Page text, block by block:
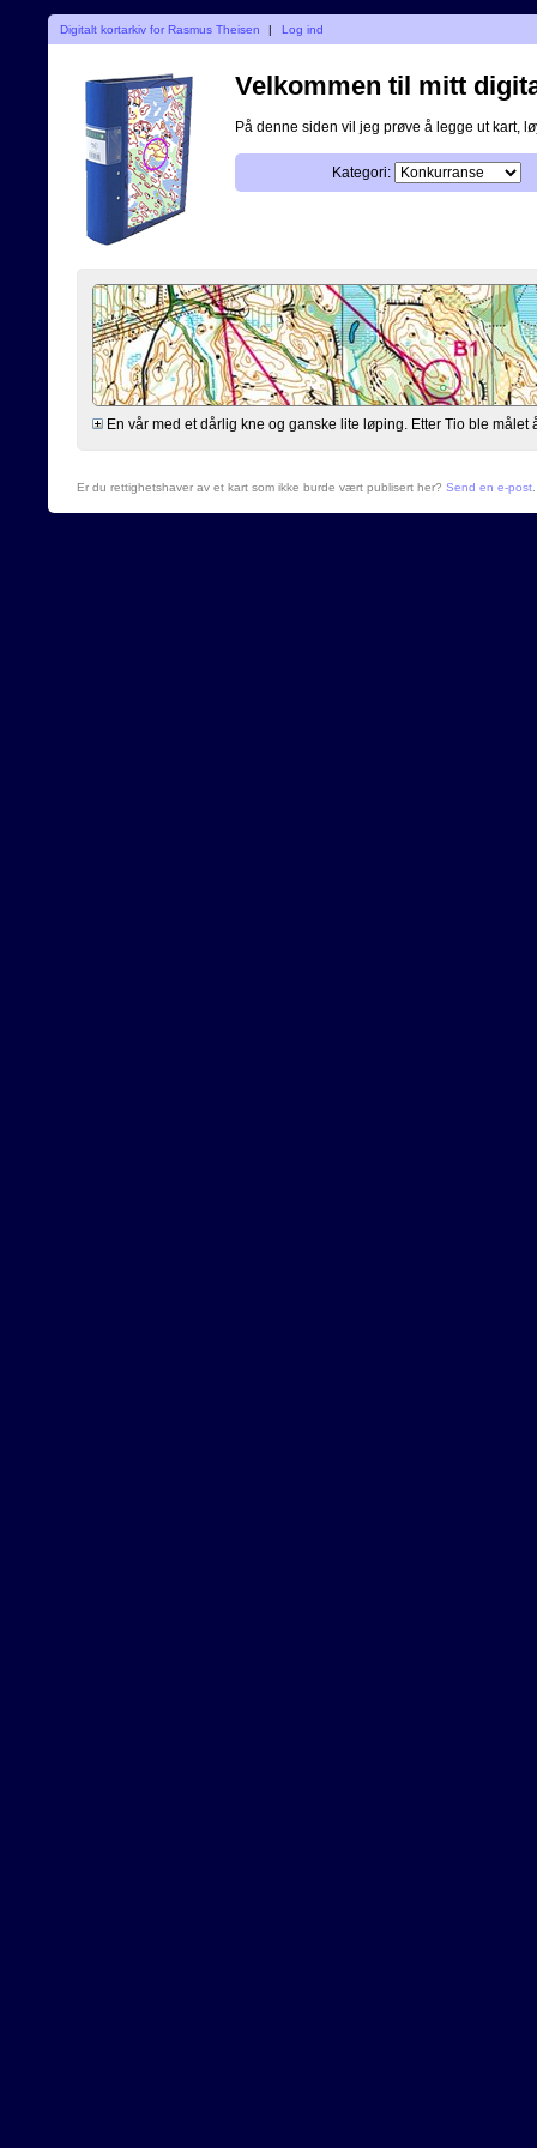
Digitalt kortarkiv for Rasmus Theisen | Log ind
Velkommen til mitt
På denne siden vil jeg prøve å legge ut kart,
Kategori:
En vår med et dårlig kne og ganske lite løping. Etter Tio ble
Er du rettighetshaver av et kart som ikke burde vært publisert her? Send en e-post